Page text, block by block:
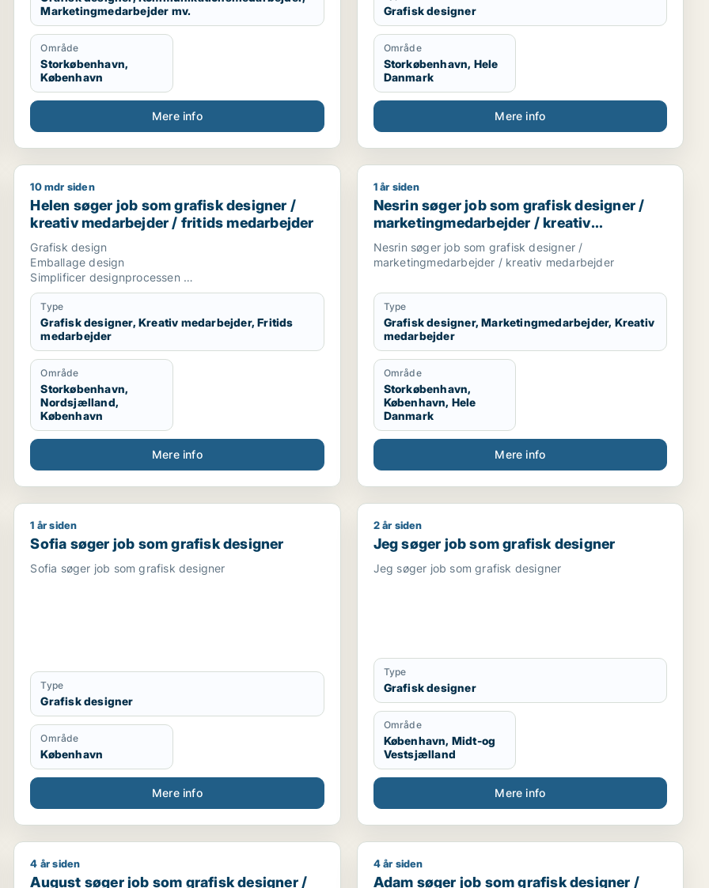
Marketingmedarbejder mv.
Område
Storkøbenhavn,
København
Mere info
Grafisk designer
Område
Storkøbenhavn, Hele
Danmark
Mere info
Helen søger job som grafisk designer / kreativ medarbejder / fritids medarbejder
10 mdr siden
Helen søger job som grafisk designer /
kreativ medarbejder / fritids medarbejder
Grafisk design
Emballage design
Simplificer designprocessen
CVI/design manual udførelse vedligehold og udvikling
Animationer
Video udvikling
Trend mood boards
Tilbudsdesign
Adobe cloud programmer
Excel design
Andre design områder
Skolevikar
Skoleundervisning
Unge uddannelser underviser
Grafis design underviser
Kreativ leder
Fritidsklub medarbejder
Unge medarbejder
Coach unge
Sprog dansk engels fransk
Ide og koncept design udvikler og konsulent
Type
Grafisk designer, Kreativ medarbejder, Fritids
medarbejder
Område
Storkøbenhavn,
Nordsjælland,
København
Mere info
Nesrin søger job som grafisk designer /
1 år siden
Nesrin søger job som grafisk designer /
marketingmedarbejder / kreativ
medarbejder
Nesrin søger job som grafisk designer /
marketingmedarbejder / kreativ medarbejder
Type
Grafisk designer, Marketingmedarbejder, Kreativ
medarbejder
Område
Storkøbenhavn,
København, Hele
Danmark
Mere info
/ sælger / kreativ medarbejder / børnepasser
Sofia søger job som grafisk designer
1 år siden
Sofia søger job som grafisk designer
Sofia søger job som grafisk designer
Type
Grafisk designer
Område
København
Mere info
Jeg søger job som grafisk designer
2 år siden
Jeg søger job som grafisk designer
Jeg søger job som grafisk designer
Type
Grafisk designer
Område
København, Midt-og
Vestsjælland
Mere info
/ kreativ medarbejder / administrativ medarbejder
August søger job som grafisk designer / kreativ medarbejder
4 år siden
August søger job som grafisk designer /
Adam søger job som grafisk designer / kreativ
4 år siden
Adam søger job som grafisk designer /